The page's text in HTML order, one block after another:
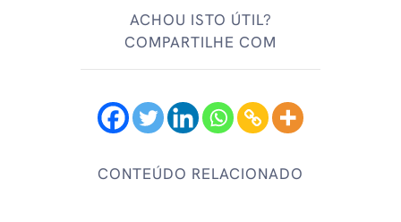
ACHOU ISTO ÚTIL?
COMPARTILHE COM
CONTEÚDO RELACIONADO